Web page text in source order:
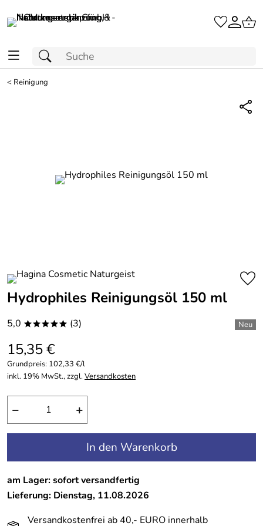
< Reinigung
Hydrophiles Reinigungsöl 150 ml
5,0 ***** (3)
15,35 €
Grundpreis: 102,33 €/l
inkl. 19% MwSt., zzgl.Versandkosten
− +
In den Warenkorb
am Lager: sofort versandfertig
Lieferung: Dienstag, 11.08.2026
Versandkostenfrei ab 40,- EURO innerhalb